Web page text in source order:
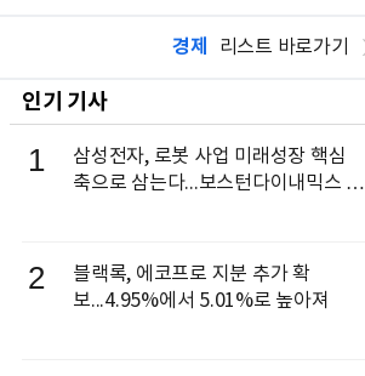
경제 리스트 바로가기
인기 기사
1
삼성전자, 로봇 사업 미래성장 핵심
축으로 삼는다...보스턴다이내믹스 출
2
블랙록, 에코프로 지분 추가 확
보...4.95%에서 5.01%로 높아져